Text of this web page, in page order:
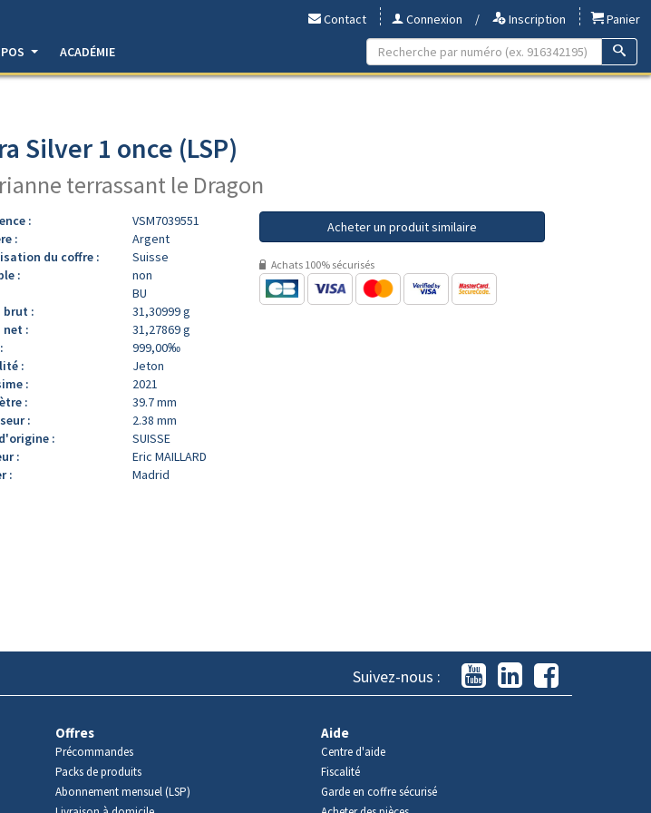
Contact Connexion / Inscription
Panier
ACADÉMIE
Silver 1 once (LSP)
terrassant le Dragon
:
VSM7039551
:
Argent
du coffre :
Suisse
:
non
BU
brut :
31,30999 g
net :
31,27869 g
999,00‰
:
Jeton
:
2021
:
39.7 mm
:
2.38 mm
:
SUISSE
:
Eric MAILLARD
:
Madrid
Acheter un produit similaire
Achats 100% sécurisés
Suivez-nous :
Offres
Précommandes
Packs de produits
Abonnement mensuel (LSP)
Aide
Centre d'aide
Fiscalité
Garde en coffre sécurisé